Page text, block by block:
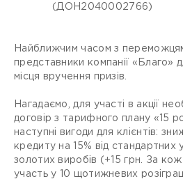
(ДОН2040002766)
Найближчим часом з
представники компанії «Благо»
місця вручення призів.
Нагадаємо, для участі в акції
договір з тарифного плану «15
наступні вигоди для клієнтів:
кредиту на 15% від стандартних
золотих виробів (+15 грн. За
участь у 10 щотижневих